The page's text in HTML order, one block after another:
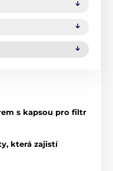
s kapsou pro filtr
která zajistí